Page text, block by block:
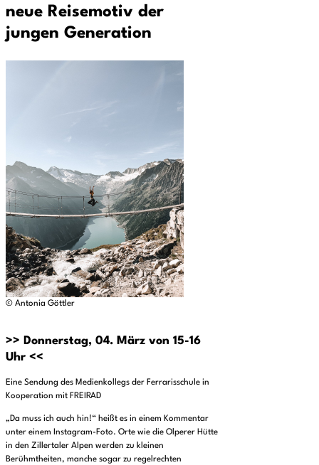
neue Reisemotiv der
jungen Generation
© Antonia Göttler
>> Donnerstag, 04. März von 15-16
Uhr <<
Eine Sendung des Medienkollegs der Ferrarisschule in
Kooperation mit FREIRAD
„Da muss ich auch hin!“ heißt es in einem Kommentar
unter einem Instagram-Foto. Orte wie die Olperer Hütte
in den Zillertaler Alpen werden zu kleinen
Berühmtheiten, manche sogar zu regelrechten